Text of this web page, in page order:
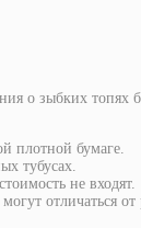
о зыбких
плотной бумаге.
тубусах.
не входят.
отличаться от